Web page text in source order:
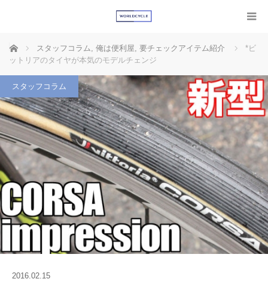
ホーム スタッフコラム, 俺は便利屋, 要チェックアイテム紹介
*ビ
ットリアのタイヤが本気のモデルチェンジ
スタッフコラム
2016.02.15